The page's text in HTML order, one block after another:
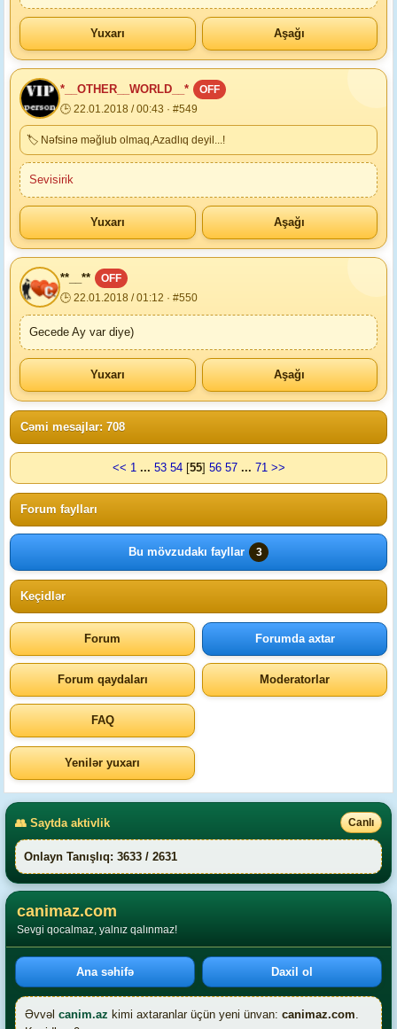
Yuxarı Aşağı
*__OTHER__WORLD__*
OFF
🕒 22.01.2018 / 00:43 · #549
🏷 Nəfsinə məğlub olmaq,Azadlıq deyil...!
Sevisirik
Yuxarı Aşağı
**__**
OFF
🕒 22.01.2018 / 01:12 · #550
Gecede Ay var diye)
Yuxarı Aşağı
Cəmi mesajlar: 708
<< 1 ... 53 54[55] 56 57 ... 71 >>
Forum faylları
Bu mövzudakı fayllar 3
Keçidlər
Forum Forumda axtar
Forum qaydaları Moderatorlar
FAQ
Yenilər yuxarı
👥 Saytda aktivlik Canlı
Onlayn Tanışlıq: 3633 / 2631
canimaz.com
Sevgi qocalmaz, yalnız qalınmaz!
Ana səhifə Daxil ol
Əvvəl canim.az kimi axtaranlar üçün yeni ünvan: canimaz.com.